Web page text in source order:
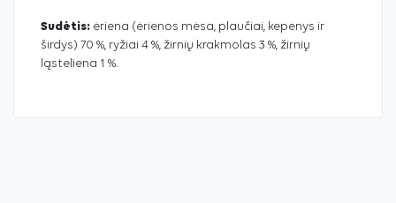
Sudėtis: ėriena (ėrienos mėsa, plaučiai, kepenys ir
širdys) 70 %, ryžiai 4 %, žirnių krakmolas 3 %, žirnių
ląsteliena 1 %.